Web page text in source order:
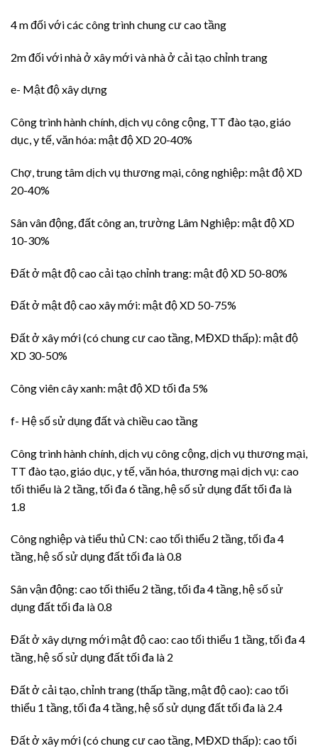
4 m đối với các công trình chung cư cao tầng
2m đối với nhà ở xây mới và nhà ở cải tạo chỉnh trang
e- Mật độ xây dựng
Công trình hành chính, dịch vụ công cộng, TT đào tạo, giáo
dục, y tế, văn hóa: mật độ XD 20-40%
Chợ, trung tâm dịch vụ thương mại, công nghiệp: mật độ XD
20-40%
Sân vân động, đất công an, trường Lâm Nghiệp: mật độ XD
10-30%
Đất ở mật độ cao cải tạo chỉnh trang: mật độ XD 50-80%
Đất ở mật độ cao xây mới: mật độ XD 50-75%
Đất ở xây mới (có chung cư cao tầng, MĐXD thấp): mật độ
XD 30-50%
Công viên cây xanh: mật độ XD tối đa 5%
f- Hệ số sử dụng đất và chiều cao tầng
Công trình hành chính, dịch vụ công cộng, dịch vụ thương mại,
TT đào tạo, giáo dục, y tế, văn hóa, thương mại dịch vụ: cao
tối thiểu là 2 tầng, tối đa 6 tầng, hệ số sử dụng đất tối đa là
1.8
Công nghiệp và tiểu thủ CN: cao tối thiểu 2 tầng, tối đa 4
tầng, hệ số sử dụng đất tối đa là 0.8
Sân vận động: cao tối thiểu 2 tầng, tối đa 4 tầng, hệ số sử
dụng đất tối đa là 0.8
Đất ở xây dựng mới mật độ cao: cao tối thiểu 1 tầng, tối đa 4
tầng, hệ số sử dụng đất tối đa là 2
Đất ở cải tạo, chỉnh trang (thấp tầng, mật độ cao): cao tối
thiểu 1 tầng, tối đa 4 tầng, hệ số sử dụng đất tối đa là 2.4
Đất ở xây mới (có chung cư cao tầng, MĐXD thấp): cao tối